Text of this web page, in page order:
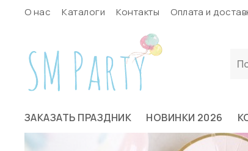
О нас Каталоги Контакты Оплата и
ЗАКАЗАТЬ ПРАЗДНИК НОВИНКИ 2026